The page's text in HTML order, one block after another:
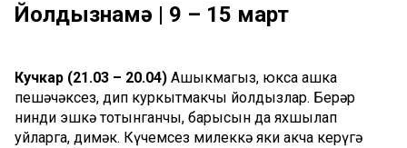
Йолдызнамә | 9 – 15 март
Кучкар (21.03 – 20.04) Ашыкмагыз, юкса ашка
пешәчәксез, дип куркытмакчы йолдызлар. Берәр
нинди эшкә тотынганчы, барысын да яхшылап
уйларга, димәк. Күчемсез милеккә яки акча керүгә